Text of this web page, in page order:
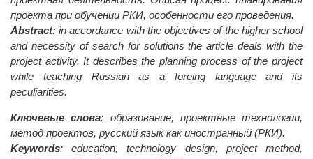
проекта при обучении РКИ, особенности его проведения.
Abstract: in accordance with the objectives of the higher school
and necessity of search for solutions the article deals with the
project activity. It describes the planning process of the project
while teaching Russian as a foreing language and its
peculiarities.
Ключевые слова: образование, проектные технологии,
метод проектов, русский язык как иностранный (РКИ).
Keywords: education, technology design, project method,